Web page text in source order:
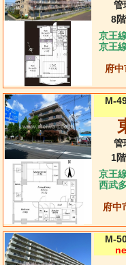
管
8階
京王
京王
府中
M-
管
1階
京王
西武
府中
M-